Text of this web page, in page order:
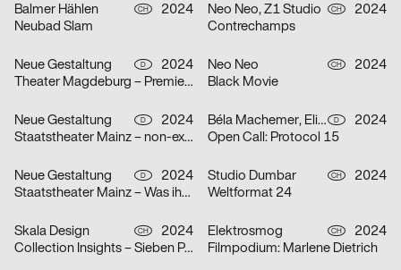
Balmer Hählen CH
2024
Neubad Slam
Neo Neo, Z1 Studio CH
2024
Contrechamps
Neue Gestaltung D
2024
Theater Magdeburg – Premierenplakate
Neo Neo CH
2024
Black Movie
Neue Gestaltung D
2024
Staatstheater Mainz – non-existent
Béla Machemer, Eli Zaza Moysiopoulou, Nora Veismann, Konstantin Wagner, Gerrit Ludwig D
2024
Open Call: Protocol 15
Neue Gestaltung D
2024
Staatstheater Mainz – Was ihr wollt
Studio Dumbar CH
2024
Weltformat 24
Skala Design CH
2024
Collection Insights – Sieben Perspektiven
Elektrosmog CH
2024
Filmpodium: Marlene Dietrich